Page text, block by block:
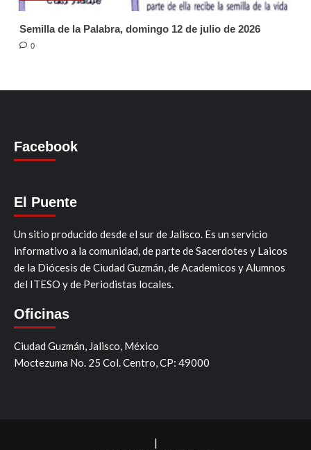
Semilla de la Palabra, domingo 12 de julio de 2026
0
Facebook
El Puente
Un sitio producido desde el sur de Jalisco. Es un servicio
informativo a la comunidad, de parte de Sacerdotes y Laicos
de la Diócesis de Ciudad Guzmán, de Academicos y Alumnos
del ITESO y de Periodistas locales.
Oficinas
Ciudad Guzmán, Jalisco, México
Moctezuma No. 25 Col. Centro, CP: 49000
|